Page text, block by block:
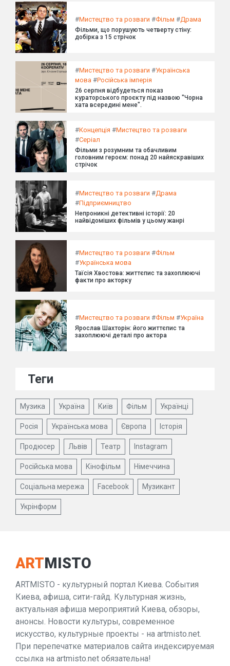
#Мистецтво та розваги #Фільм #Драма
Фільми, що порушують четверту стіну:
добірка з 15 стрічок
#Мистецтво та розваги #Українська
мова #Російська імперія
26 серпня відбудеться показ
кураторського проєкту під назвою "Чорна
хата всередині мене".
#Концепція #Мистецтво та розваги
#Серіал
Фільми з розумним та обачливим
головним героєм: понад 20 найяскравіших
стрічок
#Мистецтво та розваги #Драма
#Підприємництво
Непроникні детективні історії: 20
найвідоміших фільмів у цьому жанрі
#Мистецтво та розваги #Фільм
#Українська мова
Таїсія Хвостова: життєпис та захоплюючі
факти про акторку
#Мистецтво та розваги #Фільм #Україна
Ярослав Шахторін: його життєпис та
захоплюючі деталі про актора
Теги
Музика Україна Київ Фільм Українці
Росія Українська мова Європа Історія
Продюсер Львів Театр Instagram
Російська мова Кінофільм Німеччина
Соціальна мережа Facebook Музикант
Укрінформ
ARTMISTO
ARTMISTO - культурный портал Киева. События
Киева, афиша, сити-гайд. Культурная жизнь,
актуальная афиша мероприятий Киева, обзоры,
анонсы. Новости культуры, современное
искусство, культурные проекты - на artmisto.net.
При перепечатке материалов сайта индексируемая
ссылка на artmisto.net обязательна!